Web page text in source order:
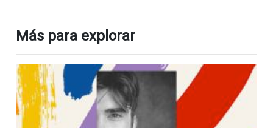
Más para explorar